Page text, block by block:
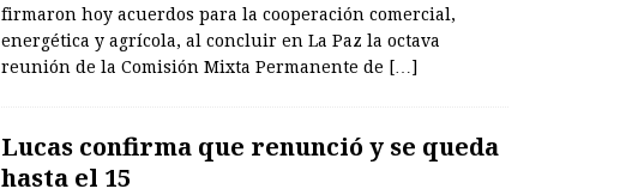
firmaron hoy acuerdos para la cooperación comercial,
energética y agrícola, al concluir en La Paz la octava
reunión de la Comisión Mixta Permanente de […]
Lucas confirma que renunció y se queda
hasta el 15